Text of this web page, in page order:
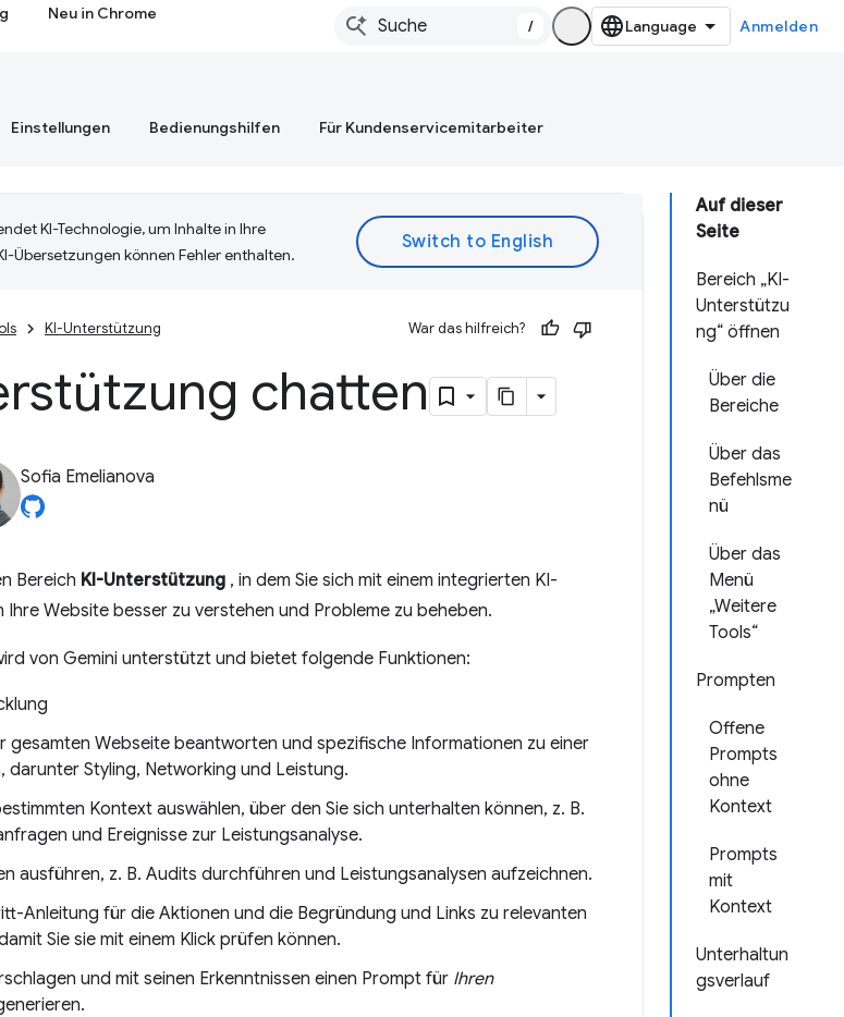
Neu in Chrome
/ Anmelden
Einstellungen Bedienungshilfen Für Kundenservicemitarbeiter
Auf dieser
Seite
Bereich „KI-
Unterstützu
ng“ öffnen
Über die
Bereiche
Über das
Befehlsme
nü
Über das
Menü
„Weitere
Tools“
Prompten
Offene
Prompts
ohne
Kontext
Prompts
mit
Kontext
Unterhaltun
gsverlauf
KI-Technologie, um Inhalte in Ihre
Übersetzungen können Fehler enthalten.
KI-Unterstützung War das hilfreich?
chatten
Sofia Emelianova
Bereich KI-Unterstützung , in dem Sie sich mit einem integrierten KI-
Website besser zu verstehen und Probleme zu beheben.
von Gemini unterstützt und bietet folgende Funktionen:
gesamten Webseite beantworten und spezifische Informationen zu einer
darunter Styling, Networking und Leistung.
Kontext auswählen, über den Sie sich unterhalten können, z. B.
und Ereignisse zur Leistungsanalyse.
ausführen, z. B. Audits durchführen und Leistungsanalysen aufzeichnen.
Anleitung für die Aktionen und die Begründung und Links zu relevanten
Sie sie mit einem Klick prüfen können.
und mit seinen Erkenntnissen einen Prompt für Ihren